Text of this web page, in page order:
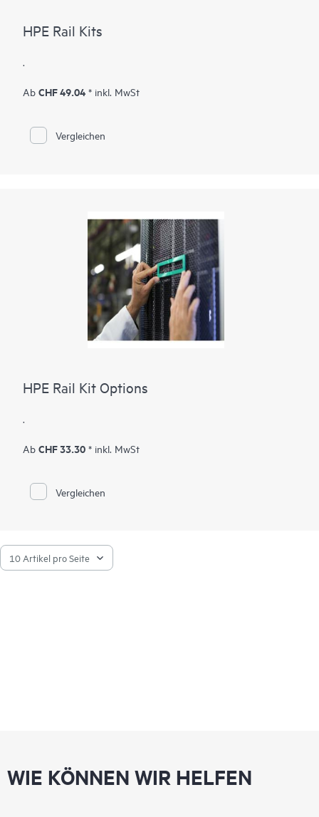
HPE Rail Kits
.
Ab CHF 49.04 * inkl. MwSt
Vergleichen
HPE Rail Kit Options
.
Ab CHF 33.30 * inkl. MwSt
Vergleichen
WIE KÖNNEN WIR HELFEN